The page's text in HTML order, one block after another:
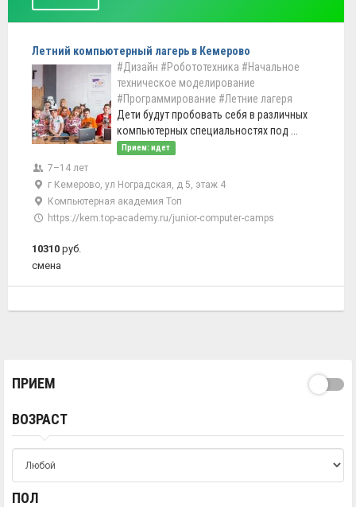
Летний компьютерный лагерь в Кемерово
#Дизайн #Робототехника #Начальное
техническое моделирование
#Программирование #Летние лагеря
Дети будут пробовать себя в различных
компьютерных специальностях под ...
Прием: идет
7–14 лет
г Кемерово, ул Ноградская, д 5, этаж 4
Компьютерная академия Топ
https://kem.top-academy.ru/junior-computer-camps
10310 руб.
смена
ПРИЕМ
ВОЗРАСТ
ПОЛ